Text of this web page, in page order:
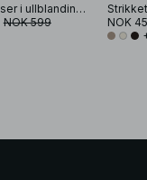
Strikket genser i ullblanding med rund hals
NOK 599
NOK